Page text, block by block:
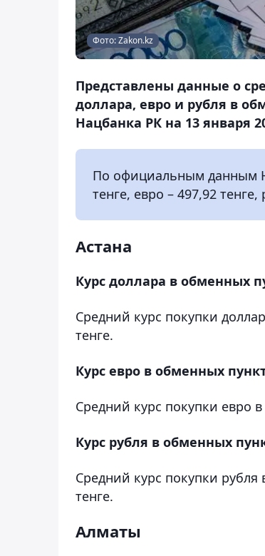
Фото: Zakon.kz
Представлены данные о
доллара, евро и рубля в
Нацбанка РК на 13 января
По официальным данным
тенге, евро – 497,92 тенге,
Астана
Курс доллара в обменных
Средний курс покупки
тенге.
Курс евро в обменных
Средний курс покупки евро
Курс рубля в обменных
Средний курс покупки рубля
тенге.
Алматы